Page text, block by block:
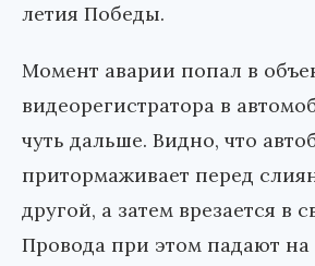
летия Победы.
Момент аварии попал в
видеорегистратора в
чуть дальше. Видно, что
притормаживает перед
другой, а затем врезается в
Провода при этом падают